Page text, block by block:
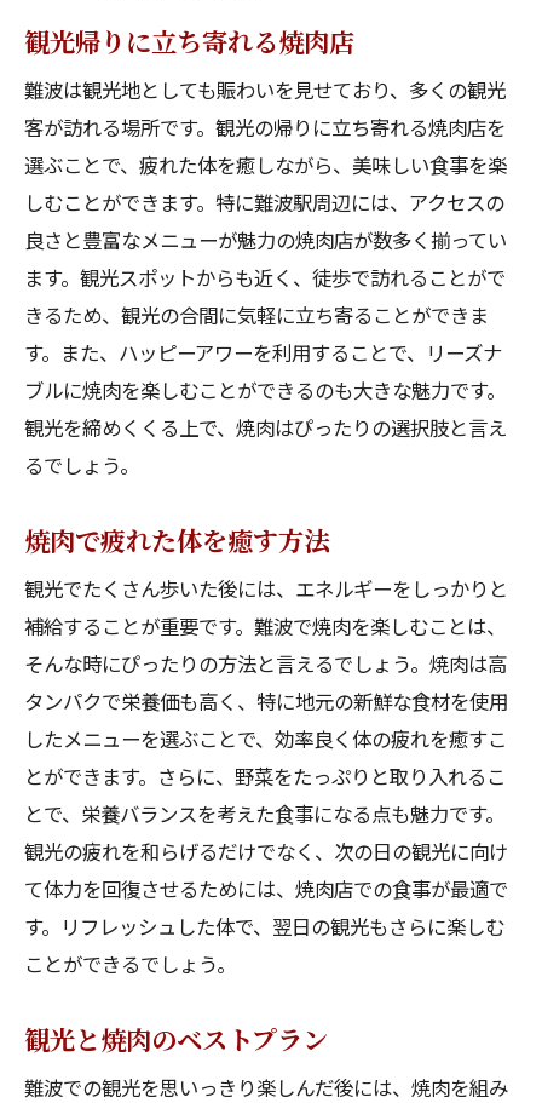
観光帰りに立ち寄れる焼肉店
難波は観光地としても賑わいを見せており、多くの観光
客が訪れる場所です。観光の帰りに立ち寄れる焼肉店を
選ぶことで、疲れた体を癒しながら、美味しい食事を楽
しむことができます。特に難波駅周辺には、アクセスの
良さと豊富なメニューが魅力の焼肉店が数多く揃ってい
ます。観光スポットからも近く、徒歩で訪れることがで
きるため、観光の合間に気軽に立ち寄ることができま
す。また、ハッピーアワーを利用することで、リーズナ
ブルに焼肉を楽しむことができるのも大きな魅力です。
観光を締めくくる上で、焼肉はぴったりの選択肢と言え
るでしょう。
焼肉で疲れた体を癒す方法
観光でたくさん歩いた後には、エネルギーをしっかりと
補給することが重要です。難波で焼肉を楽しむことは、
そんな時にぴったりの方法と言えるでしょう。焼肉は高
タンパクで栄養価も高く、特に地元の新鮮な食材を使用
したメニューを選ぶことで、効率良く体の疲れを癒すこ
とができます。さらに、野菜をたっぷりと取り入れるこ
とで、栄養バランスを考えた食事になる点も魅力です。
観光の疲れを和らげるだけでなく、次の日の観光に向け
て体力を回復させるためには、焼肉店での食事が最適で
す。リフレッシュした体で、翌日の観光もさらに楽しむ
ことができるでしょう。
観光と焼肉のベストプラン
難波での観光を思いっきり楽しんだ後には、焼肉を組み